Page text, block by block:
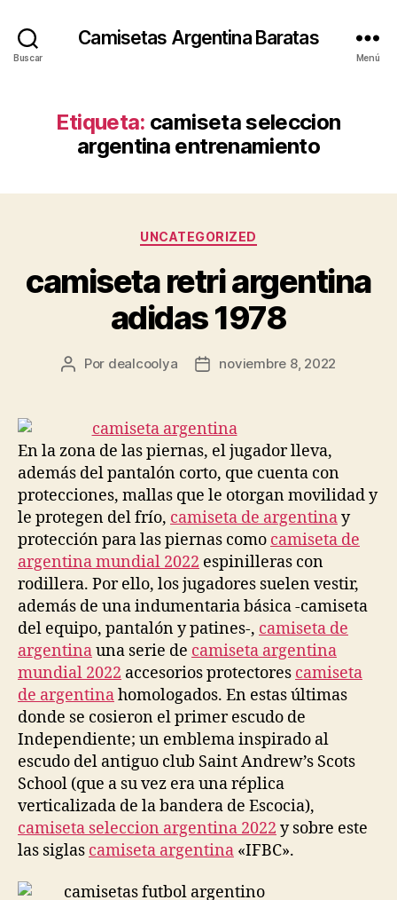
Buscar
Camisetas Argentina Baratas
Menú
Etiqueta: camiseta seleccion
argentina entrenamiento
Categorías
UNCATEGORIZED
camiseta retri argentina
adidas 1978
Autor
entrada
Por dealcoolya
Fecha
entrada
noviembre 8, 2022
En la zona de las piernas, el jugador lleva,
además del pantalón corto, que cuenta con
protecciones, mallas que le otorgan movilidad y
le protegen del frío, camiseta de argentinay
protección para las piernas como camiseta de
argentina mundial 2022 espinilleras con
rodillera. Por ello, los jugadores suelen vestir,
además de una indumentaria básica -camiseta
del equipo, pantalón y patines-, camiseta de
argentinauna serie de camiseta argentina
mundial 2022 accesorios protectores camiseta
de argentinahomologados. En estas últimas
donde se cosieron el primer escudo de
Independiente; un emblema inspirado al
escudo del antiguo club Saint Andrew’s Scots
School (que a su vez era una réplica
verticalizada de la bandera de Escocia),
camiseta seleccion argentina 2022 y sobre este
las siglas camiseta argentina «IFBC».